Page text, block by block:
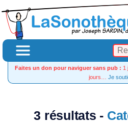
Faites un don pour naviguer sans pub : 1
jours… Je
3 résultats -